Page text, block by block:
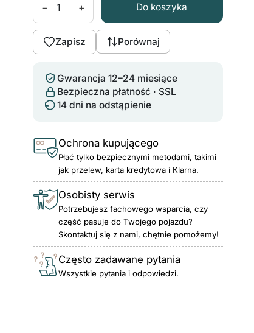
− + Do koszyka
Zapisz Porównaj
Gwarancja 12–24 miesiące
Bezpieczna płatność · SSL
14 dni na odstąpienie
Ochrona kupującego
Płać tylko bezpiecznymi metodami, takimi
jak przelew, karta kredytowa i Klarna.
Osobisty serwis
Potrzebujesz fachowego wsparcia, czy
część pasuje do Twojego pojazdu?
Skontaktuj się z nami, chętnie pomożemy!
Często zadawane pytania
Wszystkie pytania i odpowiedzi.